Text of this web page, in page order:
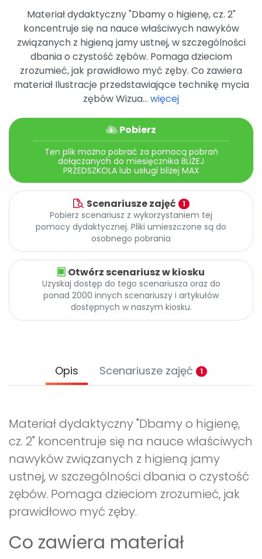
Pomoc
Promocje
Materiał dydaktyczny "Dbamy o higienę, cz. 2"
koncentruje się na nauce właściwych nawyków
związanych z higieną jamy ustnej, w szczególności
dbania o czystość zębów. Pomaga dzieciom
zrozumieć, jak prawidłowo myć zęby. Co zawiera
materiał Ilustracje przedstawiające technikę mycia
zębów Wizua... więcej
Pobierz
Ten plik można pobrać za pomocą pobrań
dołączanych do miesięcznika BLIŻEJ
PRZEDSZKOLA lub usługi bliżej MAX
Scenariusze zajęć 1
Pobierz scenariusz z wykorzystaniem tej
pomocy dydaktycznej. Pliki umieszczone są do
osobnego pobrania
Otwórz scenariusz w kiosku
Uzyskaj dostęp do tego scenariusza oraz do
ponad 2000 innych scenariuszy i artykułów
dostępnych w naszym kiosku.
Opis Scenariusze zajęć 1
Materiał dydaktyczny "Dbamy o higienę,
cz. 2" koncentruje się na nauce właściwych
nawyków związanych z higieną jamy
ustnej, w szczególności dbania o czystość
zębów. Pomaga dzieciom zrozumieć, jak
prawidłowo myć zęby.
Co zawiera materiał